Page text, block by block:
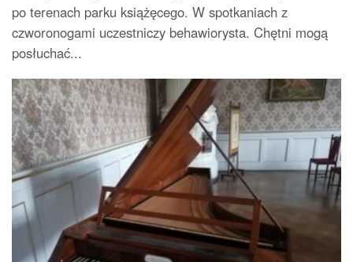
po terenach parku książęcego. W spotkaniach z
czworonogami uczestniczy behawiorysta. Chętni mogą
posłuchać...